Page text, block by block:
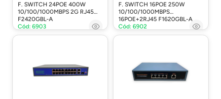
F. SWITCH 24POE 400W
10/100/1000MBPS 2G RJ45
F2420GBL-A
Cód: 6903
F. SWITCH 16POE 250W
10/100/1000MBPS
16POE+2RJ45 F1620GBL-A
Cód: 6902